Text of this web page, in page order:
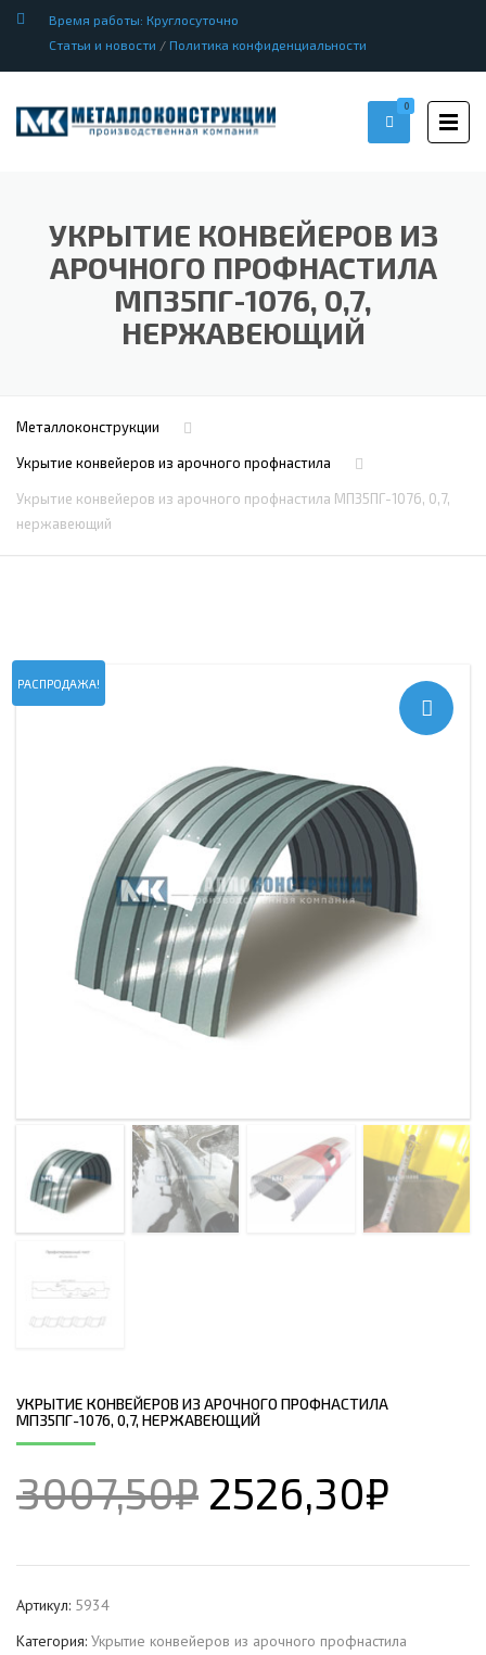
Время работы: Круглосуточно
Статьи и новости / Политика конфиденциальности
0
УКРЫТИЕ КОНВЕЙЕРОВ ИЗ
АРОЧНОГО ПРОФНАСТИЛА
МП35ПГ-1076, 0,7,
НЕРЖАВЕЮЩИЙ
Металлоконструкции
Укрытие конвейеров из арочного профнастила
Укрытие конвейеров из арочного профнастила МП35ПГ-1076, 0,7,
нержавеющий
РАСПРОДАЖА!
УКРЫТИЕ КОНВЕЙЕРОВ ИЗ АРОЧНОГО ПРОФНАСТИЛА
МП35ПГ-1076, 0,7, НЕРЖАВЕЮЩИЙ
3007,50₽ 2526,30₽
Артикул: 5934
Категория: Укрытие конвейеров из арочного профнастила